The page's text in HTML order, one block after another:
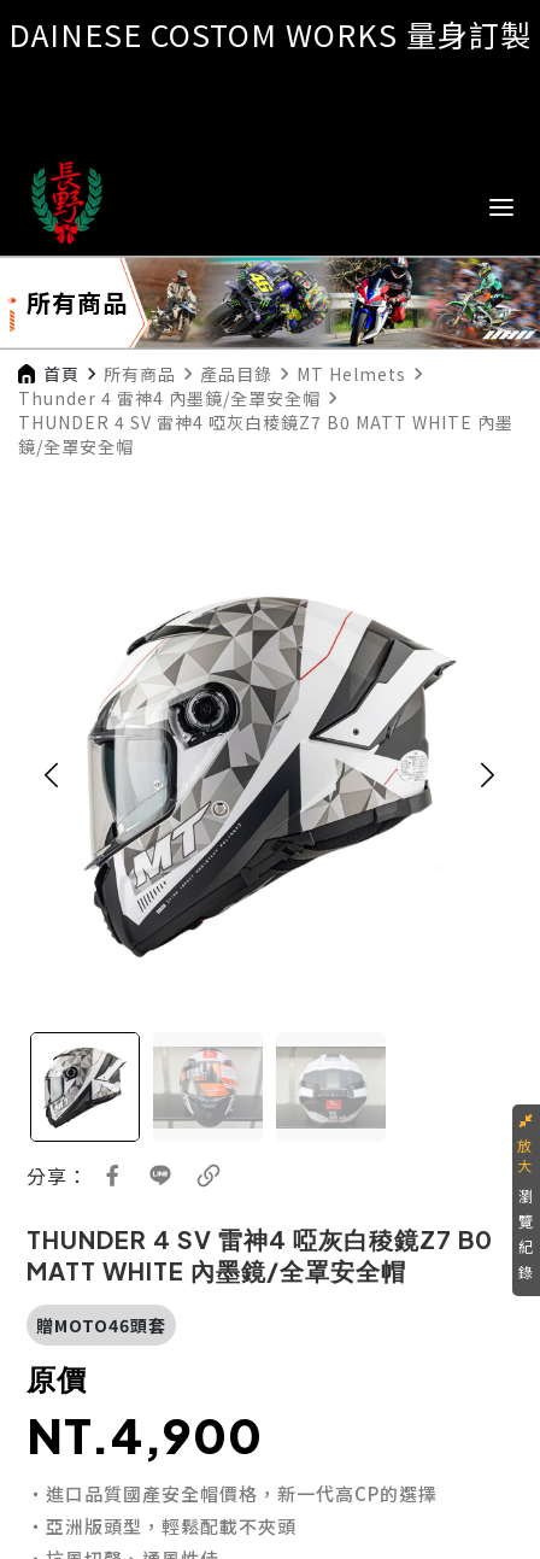
DAINESE COSTOM WORKS 量身訂製
所有商品
首頁 navigate_next 所有商品 navigate_next 產品目錄 navigate_next MT Helmets navigate_next
Thunder 4 雷神4 內墨鏡/全罩安全帽 navigate_next
THUNDER 4 SV 雷神4 啞灰白稜鏡Z7 B0 MATT WHITE 內墨
鏡/全罩安全帽
分享：
THUNDER 4 SV 雷神4 啞灰白稜鏡Z7 B0
MATT WHITE 內墨鏡/全罩安全帽
贈MOTO46頭套
原價
NT.4,900
・進口品質國產安全帽價格，新一代高CP的選擇
・亞洲版頭型，輕鬆配載不夾頭
瀏
覽
紀
錄